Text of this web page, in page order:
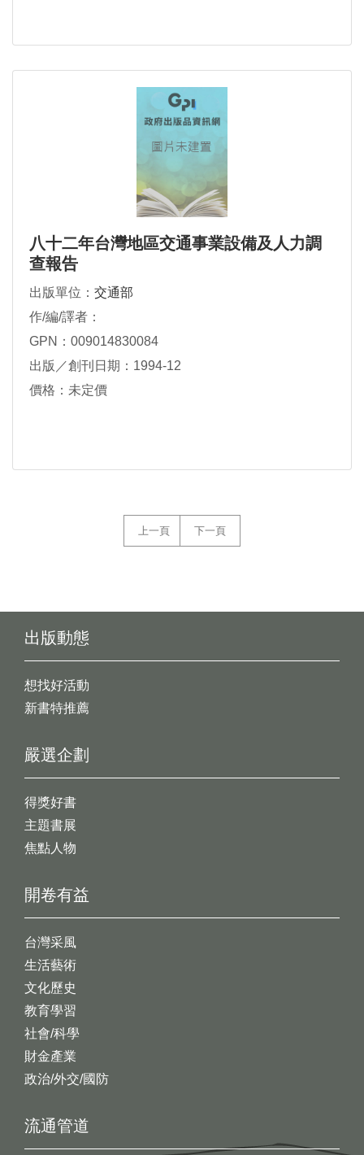
八十二年台灣地區交通事業設備及人力調
查報告
出版單位： 交通部
作/編/譯者：
GPN：009014830084
出版／創刊日期：1994-12
價格：未定價
上一頁 下一頁
出版動態
想找好活動
新書特推薦
開卷有益
台灣采風
生活藝術
文化歷史
教育學習
社會/科學
財金產業
政治/外交/國防
嚴選企劃
得獎好書
主題書展
焦點人物
流通管道